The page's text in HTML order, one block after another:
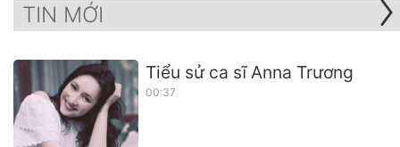
TIN MỚI
Tiểu sử ca sĩ Anna Trương
00:37